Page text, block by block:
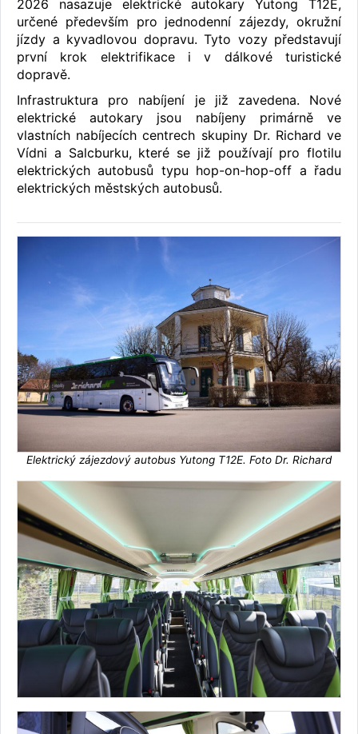
2026 nasazuje elektrické autokary Yutong T12E,
určené především pro jednodenní zájezdy, okružní
jízdy a kyvadlovou dopravu. Tyto vozy představují
první krok elektrifikace i v dálkové turistické
dopravě.
Infrastruktura pro nabíjení je již zavedena. Nové
elektrické autokary jsou nabíjeny primárně ve
vlastních nabíjecích centrech skupiny Dr. Richard ve
Vídni a Salcburku, které se již používají pro flotilu
elektrických autobusů typu hop-on-hop-off a řadu
elektrických městských autobusů.
Elektrický zájezdový autobus Yutong T12E. Foto Dr. Richard